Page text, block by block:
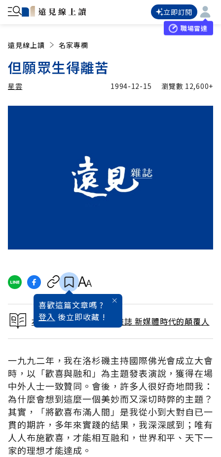
立即訂閱
職場雷達
遠見線上讀 名家專欄
但願眾生得離苦
星雲 1994-12-15 瀏覽數 12,600+
喜歡這篇文章嗎 ?
登入 後立即收藏 !
本文出自 1995 / 1月號雜誌 新媒體時代的顛覆人
一九九二年，我在洛杉磯主持國際佛光會成立大會
時，以「歡喜與融和」為主題發表演說，獲得在場
中外人士一致贊同。會後，許多人很好奇地問我：
為什麼會想到這麼一個美妙而又深切時弊的主題？
其實，「將歡喜布滿人間」是我從小到大對自已一
貫的期許，多年來實踐的結果，我深深感到；唯有
人人布施歡喜，才能相互融和，世界和平、天下一
家的理想才能達成。